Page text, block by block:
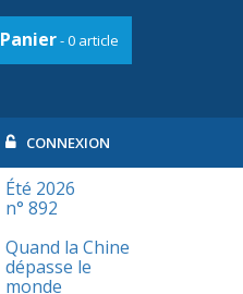
Panier- 0 article
CONNEXION
Été 2026
n° 892
Quand la Chine
dépasse le
monde